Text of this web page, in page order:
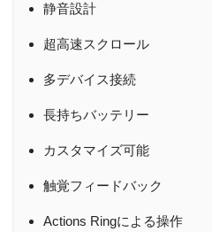
静音設計
超高速スクロール
多デバイス接続
長持ちバッテリー
カスタマイズ可能
触覚フィードバック
Actions Ringによる操作